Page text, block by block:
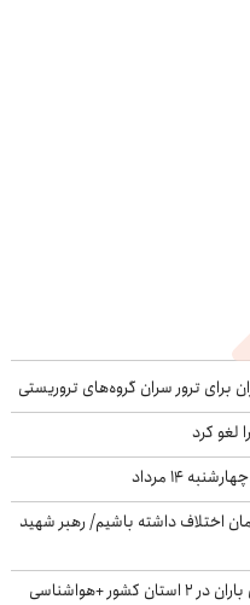
برای ترور سران گروه‌های تروریستی
لغو کرد
اختلاف داشته باشیم/ رهبر شهید
نفوذ جریان بارش‌زا به کشور؛ امشب بارش باران در ۲ استان کشور +هواشناسی